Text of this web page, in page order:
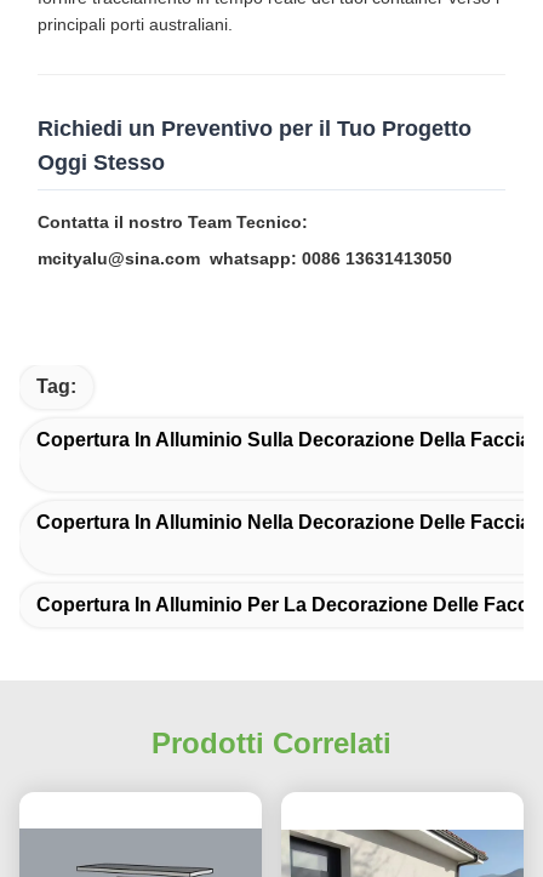
principali porti australiani.
Richiedi un Preventivo per il Tuo Progetto
Oggi Stesso
Contatta il nostro Team Tecnico:
mcityalu@sina.com whatsapp: 0086 13631413050
Tag:
Copertura In Alluminio Sulla Decorazione Della
Copertura In Alluminio Nella Decorazione Delle
Copertura In Alluminio Per La Decorazione Delle
Prodotti Correlati